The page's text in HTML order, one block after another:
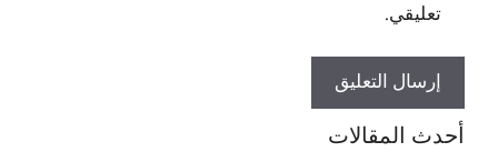
تعليقي.
أحدث المقالات